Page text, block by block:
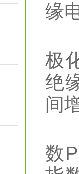
缘
极
绝
间
数